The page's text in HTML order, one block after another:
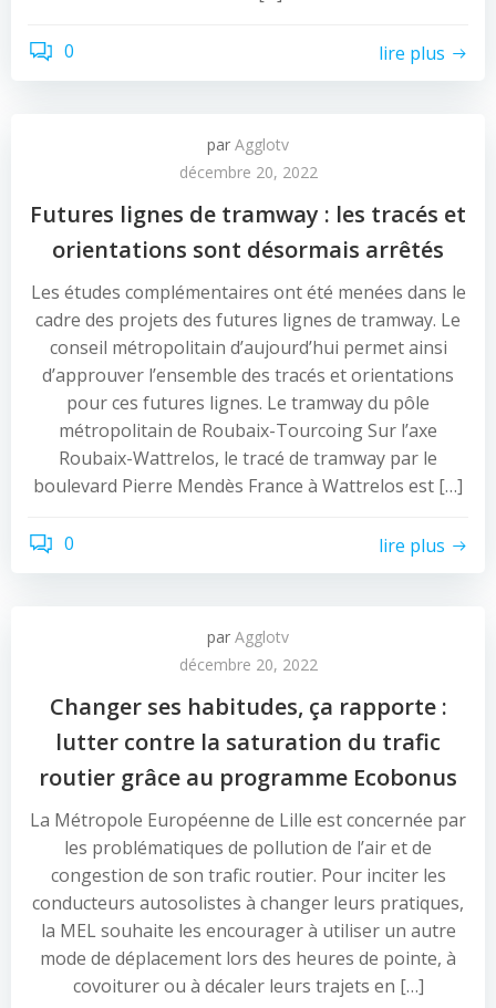
0 lire plus
par Agglotv
décembre 20, 2022
Futures lignes de tramway : les tracés et
orientations sont désormais arrêtés
Les études complémentaires ont été menées dans le
cadre des projets des futures lignes de tramway. Le
conseil métropolitain d’aujourd’hui permet ainsi
d’approuver l’ensemble des tracés et orientations
pour ces futures lignes. Le tramway du pôle
métropolitain de Roubaix-Tourcoing Sur l’axe
Roubaix-Wattrelos, le tracé de tramway par le
boulevard Pierre Mendès France à Wattrelos est […]
0 lire plus
par Agglotv
décembre 20, 2022
Changer ses habitudes, ça rapporte :
lutter contre la saturation du trafic
routier grâce au programme Ecobonus
La Métropole Européenne de Lille est concernée par
les problématiques de pollution de l’air et de
congestion de son trafic routier. Pour inciter les
conducteurs autosolistes à changer leurs pratiques,
la MEL souhaite les encourager à utiliser un autre
mode de déplacement lors des heures de pointe, à
covoiturer ou à décaler leurs trajets en […]